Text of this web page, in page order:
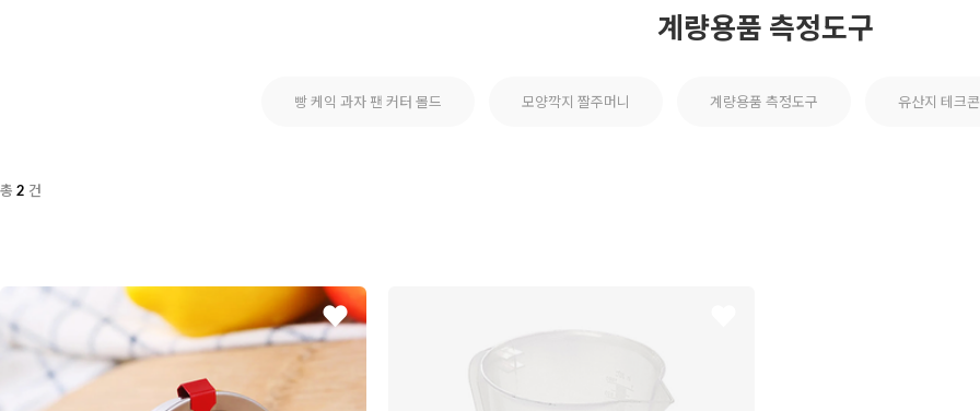
계량용품 측정도구
빵 케익 과자 팬 커터 몰드 모양깍지 짤주머니 계량용품 측정도구 유산지 테크
총 2 건